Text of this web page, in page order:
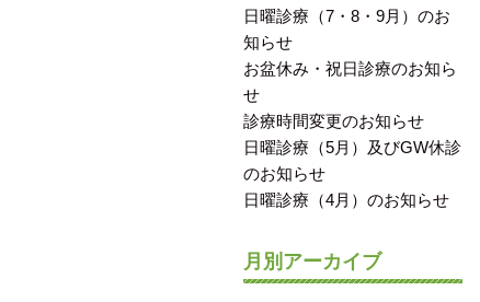
日曜診療（7・8・9月）のお
知らせ
お盆休み・祝日診療のお知ら
せ
診療時間変更のお知らせ
日曜診療（5月）及びGW休診
のお知らせ
日曜診療（4月）のお知らせ
月別アーカイブ